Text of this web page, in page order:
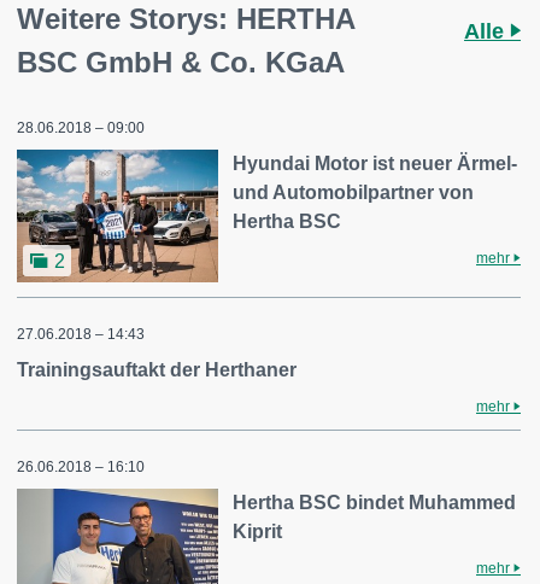
Weitere Storys: HERTHA
BSC GmbH & Co. KGaA
Alle
28.06.2018 – 09:00
2
Hyundai Motor ist neuer Ärmel-
und Automobilpartner von
Hertha BSC
mehr
27.06.2018 – 14:43
Trainingsauftakt der Herthaner
mehr
26.06.2018 – 16:10
Hertha BSC bindet Muhammed
Kiprit
mehr